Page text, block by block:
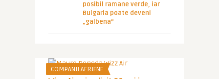
posibil ramane verde, iar
Bulgaria poate deveni
„galbena”
COMPANII AERIENE